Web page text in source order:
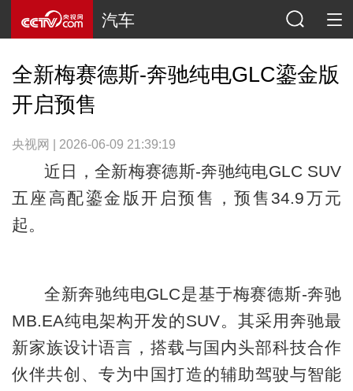
汽车
全新梅赛德斯-奔驰纯电GLC鎏金版
开启预售
央视网 | 2026-06-09 21:39:19
近日，全新梅赛德斯-奔驰纯电GLC SUV
五座高配鎏金版开启预售，预售34.9万元
起。
全新奔驰纯电GLC是基于梅赛德斯-奔驰
MB.EA纯电架构开发的SUV。其采用奔驰最
新家族设计语言，搭载与国内头部科技合作
伙伴共创、专为中国打造的辅助驾驶与智能